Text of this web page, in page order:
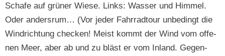
Schafe auf grün­er Wiese. Links: Wass­er und Him­mel.
Oder ander­srum… (Vor jed­er Fahrrad­tour unbe­d­ingt die
Win­drich­tung check­en! Meist kommt der Wind vom offe­
nen Meer, aber ab und zu bläst er vom Inland. Gegen­